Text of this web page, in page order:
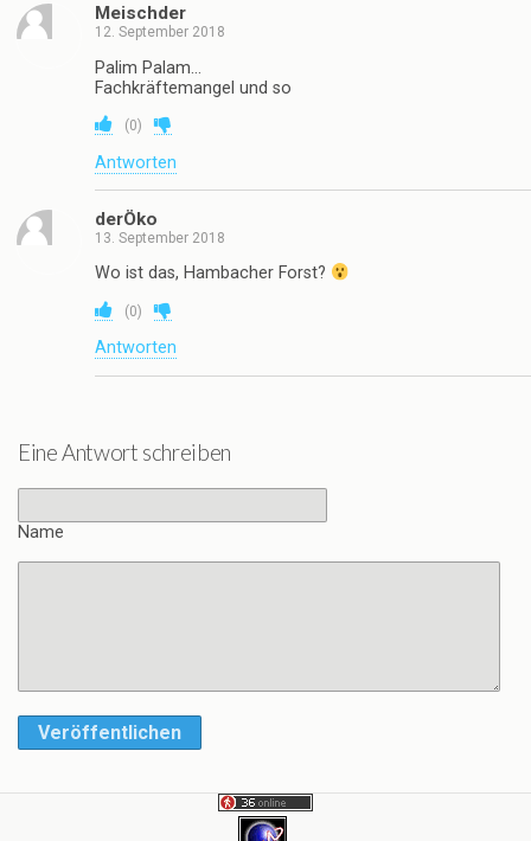
Meischder
12. September 2018
Palim Palam…
Fachkräftemangel und so
(0)
Antworten
derÖko
13. September 2018
Wo ist das, Hambacher Forst?
(0)
Antworten
Eine Antwort schreiben
Name
Veröffentlichen